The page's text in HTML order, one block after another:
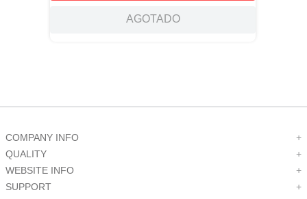
AGOTADO
COMPANY INFO
+
QUALITY
+
WEBSITE INFO
+
SUPPORT
+